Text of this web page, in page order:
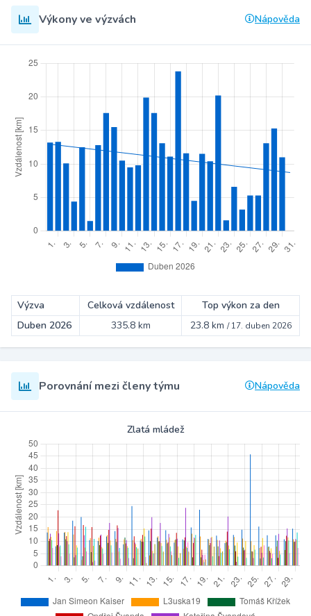
Výkony ve výzvách Nápověda
Výzva Celková vzdálenost
Top výkon za den
Duben 2026
335.8 km 23.8 km /17. duben 2026
Porovnání mezi členy týmu Nápověda
Zlatá mládež